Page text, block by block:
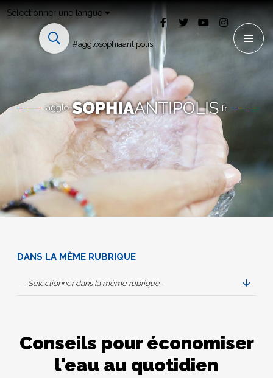
Sélectionner une langue
#agglosophiaantipolis
DANS LA MÊME RUBRIQUE
- Sélectionner dans la même rubrique -
Conseils pour économiser
l'eau au quotidien